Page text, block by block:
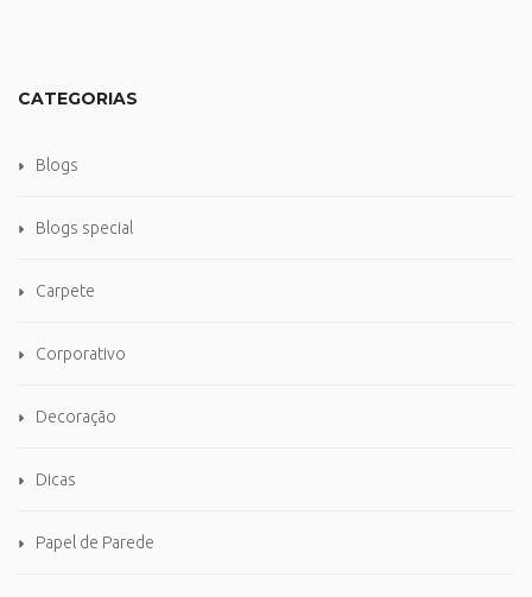
CATEGORIAS
Blogs
Blogs special
Carpete
Corporativo
Decoração
Dicas
Papel de Parede